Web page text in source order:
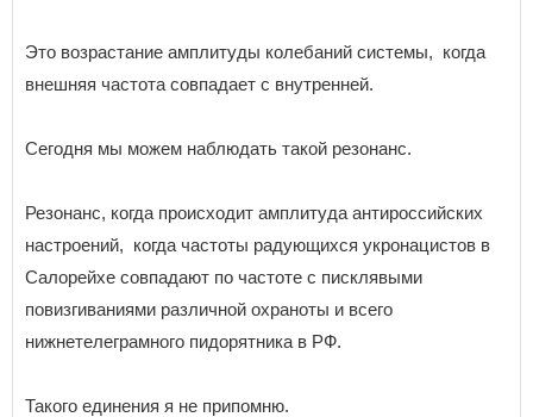
Это возрастание амплитуды колебаний системы, когда
внешняя частота совпадает с внутренней.
Сегодня мы можем наблюдать такой резонанс.
Резонанс, когда происходит амплитуда антироссийских
настроений, когда частоты радующихся укронацистов в
Салорейхе совпадают по частоте с писклявыми
повизгиваниями различной охраноты и всего
нижнетелеграмного пидорятника в РФ.
Такого единения я не припомню.